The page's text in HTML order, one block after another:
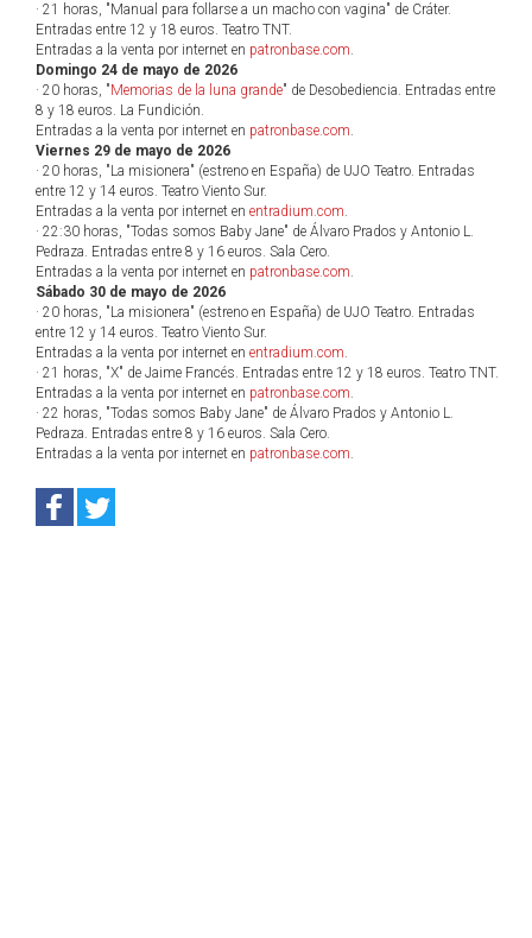
· 21 horas, "Manual para follarse a un macho con vagina" de Cráter.
Entradas entre 12 y 18 euros. Teatro TNT.
Entradas a la venta por internet en patronbase.com.
Domingo 24 de mayo de 2026
· 20 horas, "Memorias de la luna grande" de Desobediencia. Entradas entre
8 y 18 euros. La Fundición.
Entradas a la venta por internet en patronbase.com.
Viernes 29 de mayo de 2026
· 20 horas, "La misionera" (estreno en España) de UJO Teatro. Entradas
entre 12 y 14 euros. Teatro Viento Sur.
Entradas a la venta por internet en entradium.com.
· 22:30 horas, "Todas somos Baby Jane" de Álvaro Prados y Antonio L.
Pedraza. Entradas entre 8 y 16 euros. Sala Cero.
Entradas a la venta por internet en patronbase.com.
Sábado 30 de mayo de 2026
· 20 horas, "La misionera" (estreno en España) de UJO Teatro. Entradas
entre 12 y 14 euros. Teatro Viento Sur.
Entradas a la venta por internet en entradium.com.
· 21 horas, "X" de Jaime Francés. Entradas entre 12 y 18 euros. Teatro TNT.
Entradas a la venta por internet en patronbase.com.
· 22 horas, "Todas somos Baby Jane" de Álvaro Prados y Antonio L.
Pedraza. Entradas entre 8 y 16 euros. Sala Cero.
Entradas a la venta por internet en patronbase.com.